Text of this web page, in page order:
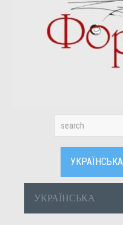
УКРАЇНСЬКА
УКРАЇНСЬКА